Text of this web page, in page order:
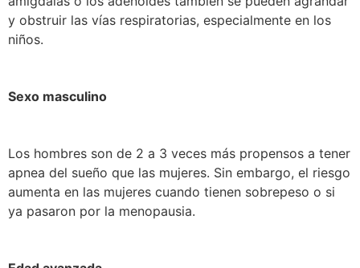
y obstruir las vías respiratorias, especialmente en los
niños.
Sexo masculino
Los hombres son de 2 a 3 veces más propensos a tener
apnea del sueño que las mujeres. Sin embargo, el riesgo
aumenta en las mujeres cuando tienen sobrepeso o si
ya pasaron por la menopausia.